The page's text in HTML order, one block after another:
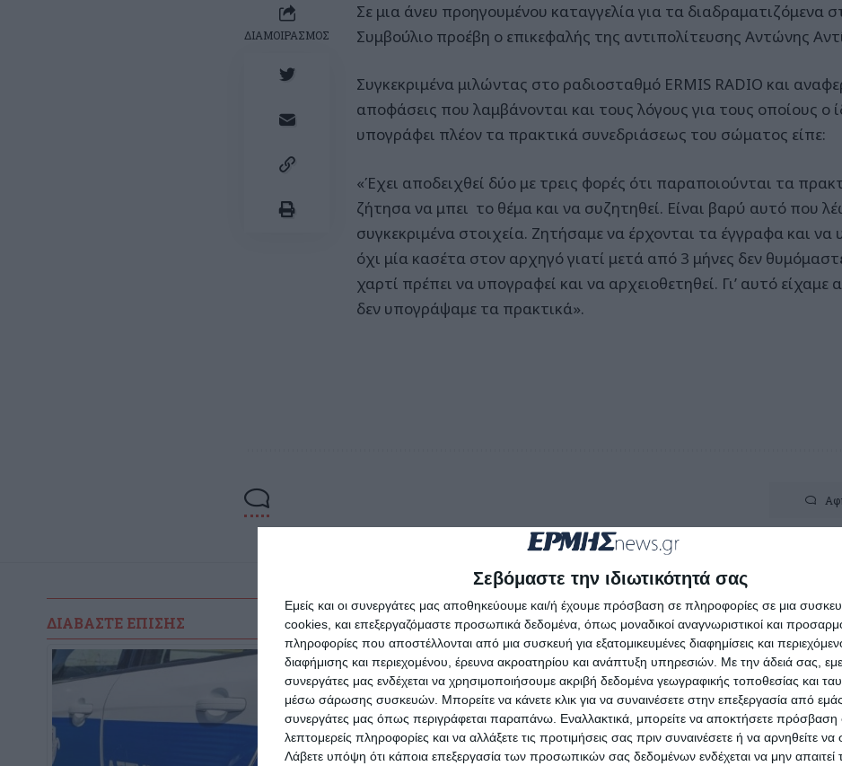
Σεβόμαστε την ιδιωτικότητά σας
Εμείς και οι συνεργάτες μας αποθηκεύουμε και/ή έχουμε πρόσβαση σε πληροφορίες σε μια
cookies, και επεξεργαζόμαστε προσωπικά δεδομένα, όπως μοναδικοί αναγνωριστικοί και
πληροφορίες που αποστέλλονται από μια συσκευή για εξατομικευμένες διαφημίσεις και
διαφήμισης και περιεχομένου, έρευνα ακροατηρίου και ανάπτυξη υπηρεσιών. Με την άδειά σας,
συνεργάτες μας ενδέχεται να χρησιμοποιήσουμε ακριβή δεδομένα γεωγραφικής τοποθεσίας και
μέσω σάρωσης συσκευών. Μπορείτε να κάνετε κλικ για να συναινέσετε στην επεξεργασία από
συνεργάτες μας όπως περιγράφεται παραπάνω. Εναλλακτικά, μπορείτε να αποκτήσετε πρόσβαση
λεπτομερείς πληροφορίες και να αλλάξετε τις προτιμήσεις σας πριν συναινέσετε ή να αρνηθείτε να
Λάβετε υπόψη ότι κάποια επεξεργασία των προσωπικών σας δεδομένων ενδέχεται να μην απαιτεί
ΔΙΑΜΟΙΡΑΣΜΟΣ
Σε μια άνευ προηγουμένου καταγγελία για τα διαδραματιζόμενα
Συμβούλιο προέβη ο επικεφαλής της αντιπολίτευσης Αντώνης
Συγκεκριμένα μιλώντας στο ραδιοσταθμό ERMIS RADIO και
αποφάσεις που λαμβάνονται και τους λόγους για τους οποίους ο
υπογράφει πλέον τα πρακτικά συνεδριάσεως του σώματος είπε:
«Έχει αποδειχθεί δύο με τρεις φορές ότι παραποιούνται τα
ζήτησα να μπει το θέμα και να συζητηθεί. Είναι βαρύ αυτό που
συγκεκριμένα στοιχεία. Ζητήσαμε να έρχονται τα έγγραφα και να
όχι μία κασέτα στον αρχηγό γιατί μετά από 3 μήνες δεν
χαρτί πρέπει να υπογραφεί και να αρχειοθετηθεί. Γι’ αυτό είχαμε
δεν υπογράψαμε τα πρακτικά».
ΔΙΑΒΆΣΤΕ ΕΠΊΣΗΣ